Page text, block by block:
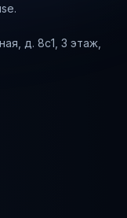
д. 8с1, 3 этаж,